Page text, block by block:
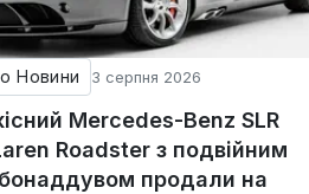
Новини 3 серпня 2026
Mercedes-Benz SLR
Roadster з подвійним
продали на